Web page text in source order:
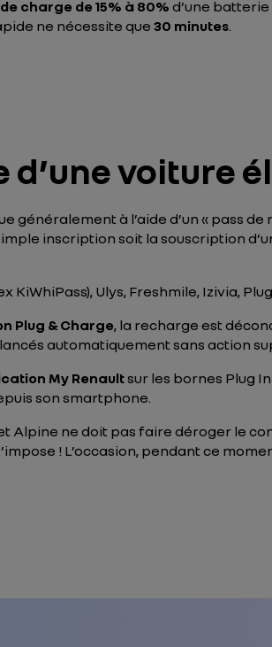
charge de 15% à 80% d’une batterie
ne nécessite que 30 minutes.
voiture
à l’aide d’un « pass
inscription soit la souscription
KiWhiPass), Ulys, Freshmile, Izivia,
Plug &Charge, la recharge est
automatiquement sans action
My Renaultsur les bornes Plug
son smartphone.
Alpine ne doit pas faire déroger le
! L’occasion, pendant ce